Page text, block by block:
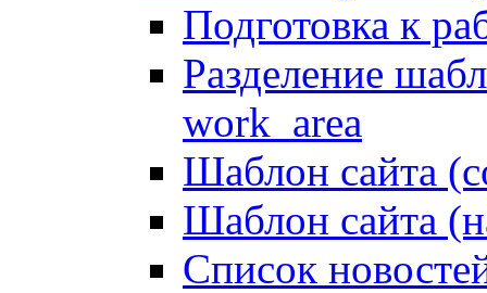
Подготовка к
Разделение
work_area
Шаблон сайта
Шаблон сайта
Список